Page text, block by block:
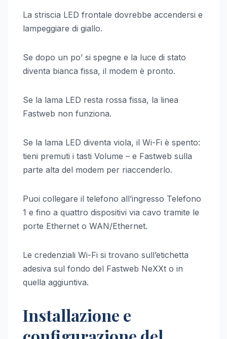
La striscia LED frontale dovrebbe accendersi e
lampeggiare di giallo.
Se dopo un po’ si spegne e la luce di stato
diventa bianca fissa, il modem è pronto.
Se la lama LED resta rossa fissa, la linea
Fastweb non funziona.
Se la lama LED diventa viola, il Wi-Fi è spento:
tieni premuti i tasti Volume – e Fastweb sulla
parte alta del modem per riaccenderlo.
Puoi collegare il telefono all’ingresso Telefono
1 e fino a quattro dispositivi via cavo tramite le
porte Ethernet o WAN/Ethernet.
Le credenziali Wi-Fi si trovano sull’etichetta
adesiva sul fondo del Fastweb NeXXt o in
quella aggiuntiva.
Installazione e